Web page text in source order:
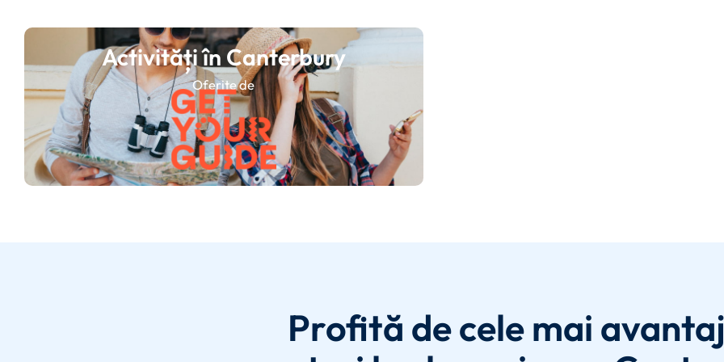
Activități în Canterbury
Oferite de
Profită de cele mai